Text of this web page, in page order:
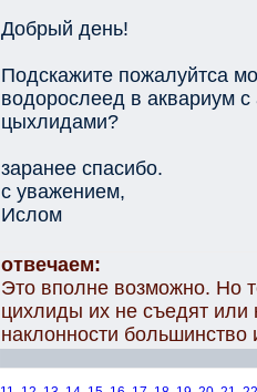
Добрый день!
Подскажите пожалуйтса
водорослеед в аквариум
цыхлидами?
заранее спасибо.
с уважением,
Ислом
отвечаем:
Это вполне возможно. Но
цихлиды их не съедят или
наклонности большинство